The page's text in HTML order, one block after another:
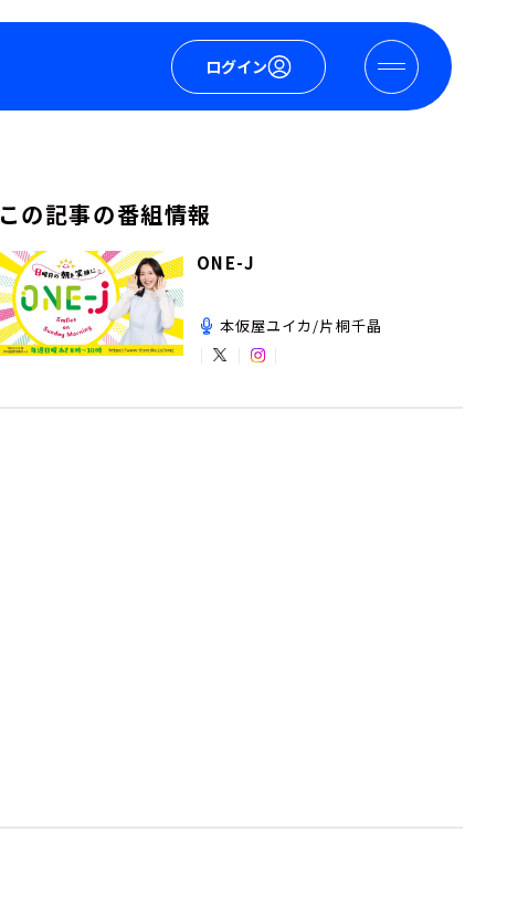
ログイン
この記事の番組情報
ONE-J
本仮屋ユイカ/片桐千晶